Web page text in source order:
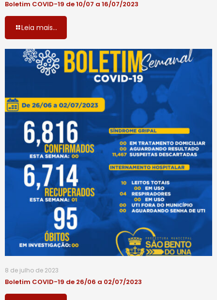
Boletim COVID-19 de 10/07 a 16/07/2023
Leia mais...
8 de julho de 2023
Boletim COVID-19 de 26/06 a 02/07/2023